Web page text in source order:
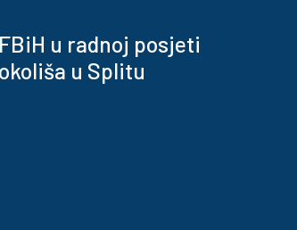
u radnoj posjeti
u Splitu